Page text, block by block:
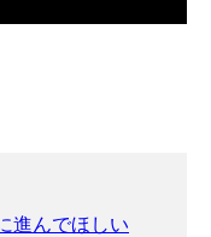
進んでほしい